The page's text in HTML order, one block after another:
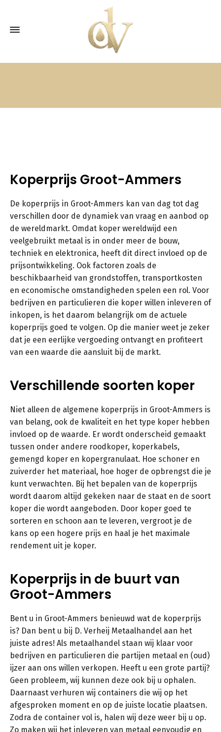
Koperprijs Groot-Ammers
De koperprijs in Groot-Ammers kan van dag tot dag
verschillen door de dynamiek van vraag en aanbod op
de wereldmarkt. Omdat koper wereldwijd een
veelgebruikt metaal is in onder meer de bouw,
techniek en elektronica, heeft dit direct invloed op de
prijsontwikkeling. Ook factoren zoals de
beschikbaarheid van grondstoffen, transportkosten
en economische omstandigheden spelen een rol. Voor
bedrijven en particulieren die koper willen inleveren of
inkopen, is het daarom belangrijk om de actuele
koperprijs goed te volgen. Op die manier weet je zeker
dat je een eerlijke vergoeding ontvangt en profiteert
van een waarde die aansluit bij de markt.
Verschillende soorten koper
Niet alleen de algemene koperprijs in Groot-Ammers is
van belang, ook de kwaliteit en het type koper hebben
invloed op de waarde. Er wordt onderscheid gemaakt
tussen onder andere roodkoper, koperkabels,
gemengd koper en kopergranulaat. Hoe schoner en
zuiverder het materiaal, hoe hoger de opbrengst die je
kunt verwachten. Bij het bepalen van de koperprijs
wordt daarom altijd gekeken naar de staat en de soort
koper die wordt aangeboden. Door koper goed te
sorteren en schoon aan te leveren, vergroot je de
kans op een hogere prijs en haal je het maximale
rendement uit je koper.
Koperprijs in de buurt van
Groot-Ammers
Bent u in Groot-Ammers benieuwd wat de koperprijs
is? Dan bent u bij D. Verheij Metaalhandel aan het
juiste adres! Als metaalhandel staan wij klaar voor
bedrijven en particulieren die partijen metaal en (oud)
ijzer aan ons willen verkopen. Heeft u een grote partij?
Geen probleem, wij kunnen deze ook bij u ophalen.
Daarnaast verhuren wij containers die wij op het
afgesproken moment en op de juiste locatie plaatsen.
Zodra de container vol is, halen wij deze weer bij u op.
Zo maken wij het inleveren van metaal eenvoudig en